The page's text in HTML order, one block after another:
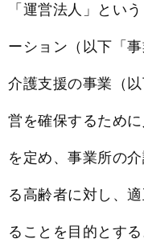
「運営法人」とい
ーション（以下「
介護支援の事業（
営を確保するため
を定め、事業所の
る高齢者に対し、
ることを目的とする